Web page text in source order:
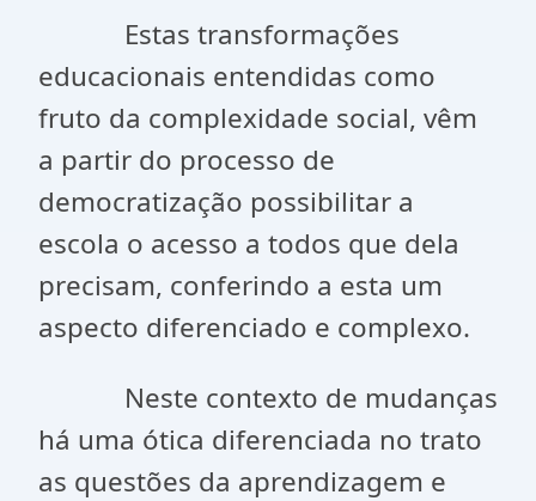
Estas transformações
educacionais entendidas como
fruto da complexidade social, vêm
a partir do processo de
democratização possibilitar a
escola o acesso a todos que dela
precisam, conferindo a esta um
aspecto diferenciado e complexo.
Neste contexto de mudanças
há uma ótica diferenciada no trato
as questões da aprendizagem e